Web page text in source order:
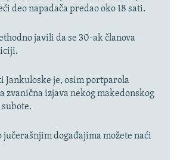
deo napadača predao oko 18 sati.
javili da se 30-ak članova
Jankuloske je, osim portparola
zvanična izjava nekog makedonskog
događajima možete naći